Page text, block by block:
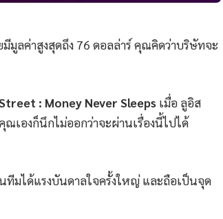
มูลค่าสูงสุดถึง 76 ดอลล่าร์ คุณคิดว่าบริษัทจะ
: Money Never Sleeps เมื่อ ลูอิส
เองก็นึกไม่ออกว่าจะผ่านเรื่องนี้ไปได้
ทีมได้แรงบันดาลใจครั้งใหญ่ และถือเป็นจุด